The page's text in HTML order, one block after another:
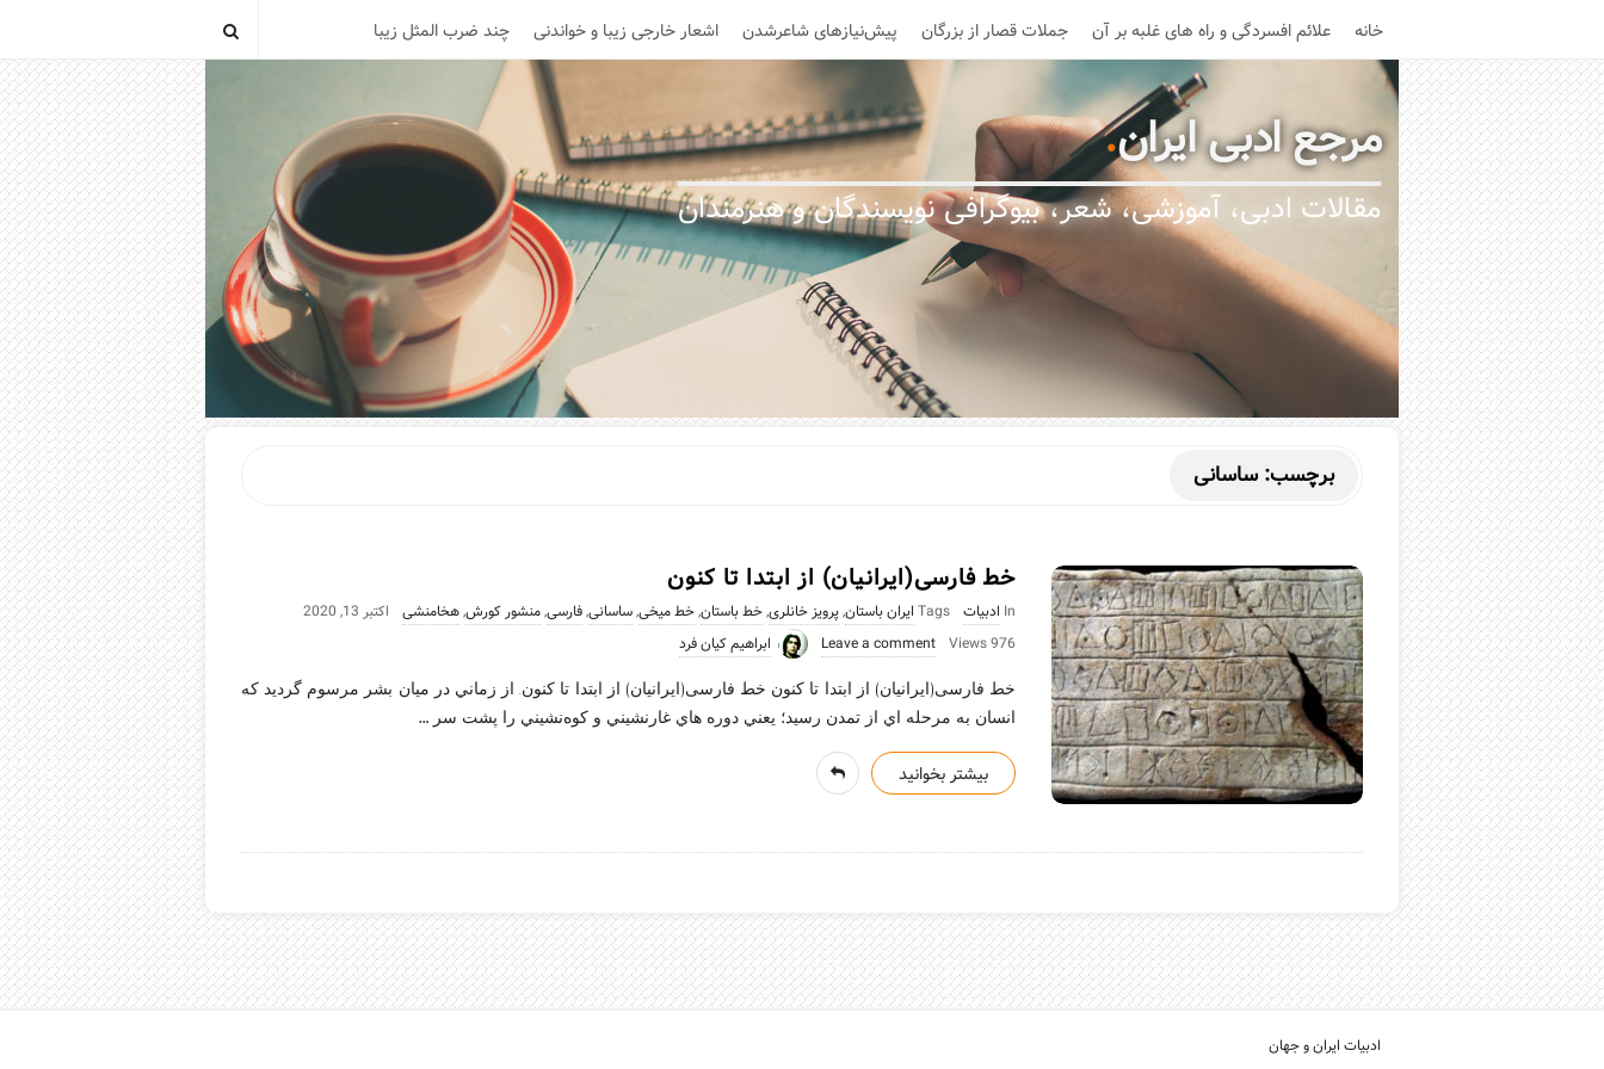
خانه علائم افسردگی و راه های غلبه بر آن جملات قصار از بزرگان پیش‌نیازهای شاعرشدن اشعار خارجی زیبا و خواندنی چند ضرب المثل زیبا
مرجع ادبی ایران.
مقالات ادبی، آموزشی، شعر، بیوگرافی نویسندگان و هنرمندان
برچسب:ساسانی
خط فارسی(ایرانیان) از ابتدا تا کنون
In ادبیات Tags ایران باستان,پرویز خانلری,خط باستان,خط میخی,ساسانی,فارسی,منشور کورش,هخامنشی
اکتبر 13, 2020
976 Views
Leave a comment ابراهیم کیان فرد
خط فارسی(ایرانیان) از ابتدا تا کنون خط فارسی(ایرانیان) از ابتدا تا کنون. از زماني در ميان بشر مرسوم گرديد كه
انسان به مرحله اي از تمدن رسيد؛ يعني دوره هاي غارنشيني و كوه‌نشيني را پشت سر …
بیشتر بخوانید
ادبیات ایران و جهان